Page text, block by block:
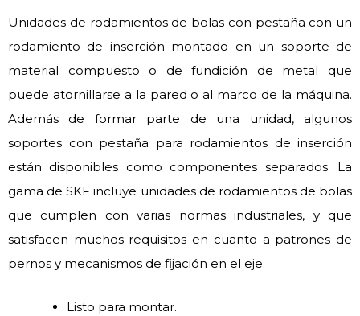
Unidades de rodamientos de bolas con pestaña con un
rodamiento de inserción montado en un soporte de
material compuesto o de fundición de metal que
puede atornillarse a la pared o al marco de la máquina.
Además de formar parte de una unidad, algunos
soportes con pestaña para rodamientos de inserción
están disponibles como componentes separados. La
gama de SKF incluye unidades de rodamientos de bolas
que cumplen con varias normas industriales, y que
satisfacen muchos requisitos en cuanto a patrones de
pernos y mecanismos de fijación en el eje.
Listo para montar.